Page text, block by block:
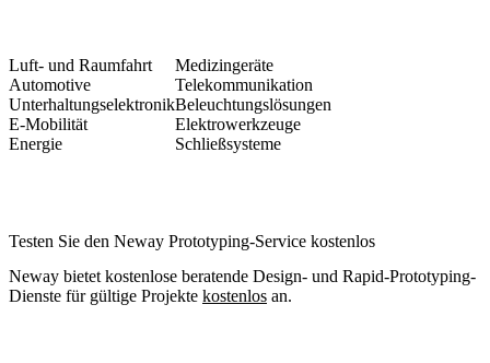
Luft- und Raumfahrt
Medizingeräte
Automotive
Telekommunikation
UnterhaltungselektronikBeleuchtungslösungen
E-Mobilität
Elektrowerkzeuge
Energie
Schließsysteme
Testen Sie den Neway Prototyping-Service kostenlos
Neway bietet kostenlose beratende Design- und Rapid-Prototyping-
Dienste für gültige Projekte kostenlos an.